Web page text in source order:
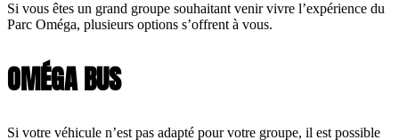
Si vous êtes un grand groupe souhaitant venir vivre l’expérience du
Parc Oméga, plusieurs options s’offrent à vous.
OMÉGA BUS
Si votre véhicule n’est pas adapté pour votre groupe, il est possible